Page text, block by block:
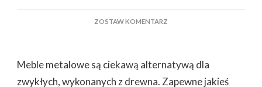
ZOSTAW KOMENTARZ
SIĘ
SPRAWDZĄ
Meble metalowe są ciekawą alternatywą dla
zwykłych, wykonanych z drewna. Zapewne jakieś